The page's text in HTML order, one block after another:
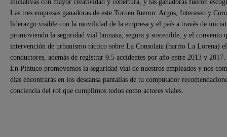
Las tres empresas ganadoras de este Torneo fueron: Argos, Interaseo y
liderazgo visible con la movilidad de la empresa y el país a través de
promoviendo la seguridad vial humana, segura y sostenible, y el convenio
intervención de urbanismo táctico sobre La Consolata (barrio La Lorena)
conductores, además de registrar 9.5 accidentes por año entre 2013 y 2017.
En Pintuco promovemos la seguridad vial de nuestros empleados y nos
días encontrarás en los descansa pantallas de tu computador
conciencia del rol que cumplimos todos como actores viales.